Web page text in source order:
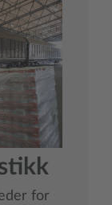
for